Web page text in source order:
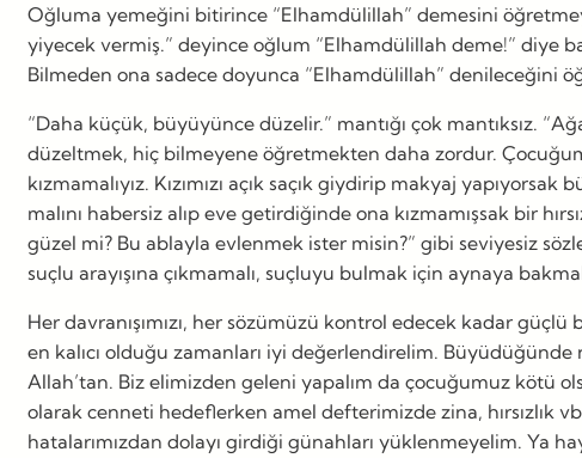
Oğluma yemeğini bitirince “Elhamdülillah” demesini
yiyecek vermiş.” deyince oğlum “Elhamdülillah deme!” diye
Bilmeden ona sadece doyunca “Elhamdülillah” denileceğini
“Daha küçük, büyüyünce düzelir.” mantığı çok mantıksız.
düzeltmek, hiç bilmeyene öğretmekten daha zordur.
kızmamalıyız. Kızımızı açık saçık giydirip makyaj
malını habersiz alıp eve getirdiğinde ona kızmamışsak bir
güzel mi? Bu ablayla evlenmek ister misin?” gibi seviyesiz
suçlu arayışına çıkmamalı, suçluyu bulmak için aynaya
Her davranışımızı, her sözümüzü kontrol edecek kadar
en kalıcı olduğu zamanları iyi değerlendirelim.
Allah’tan. Biz elimizden geleni yapalım da çocuğumuz kötü
olarak cenneti hedeflerken amel defterimizde zina, hırsızlık
hatalarımızdan dolayı girdiği günahları yüklenmeyelim. Ya